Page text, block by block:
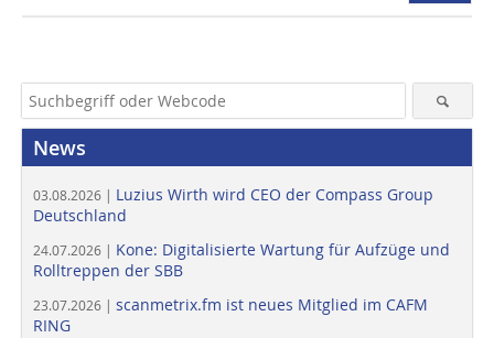
News
03.08.2026 | Luzius Wirth wird CEO der Compass Group
Deutschland
24.07.2026 | Kone: Digitalisierte Wartung für Aufzüge und
Rolltreppen der SBB
23.07.2026 | scanmetrix.fm ist neues Mitglied im CAFM
RING